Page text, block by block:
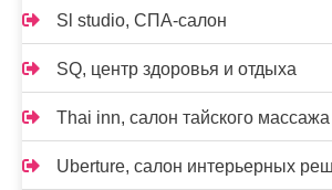
Sl studio, СПА-салон
SQ, центр здоровья и отдыха
Thai inn, салон тайского массажа
Uberture, салон интерьерных